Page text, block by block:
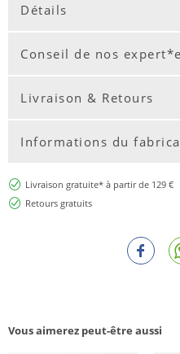
Détails
Conseil de nos
Livraison & Retours
Informations du
Livraison gratuite* à partir de 129 €
Retours gratuits
Vous aimerez peut-être aussi